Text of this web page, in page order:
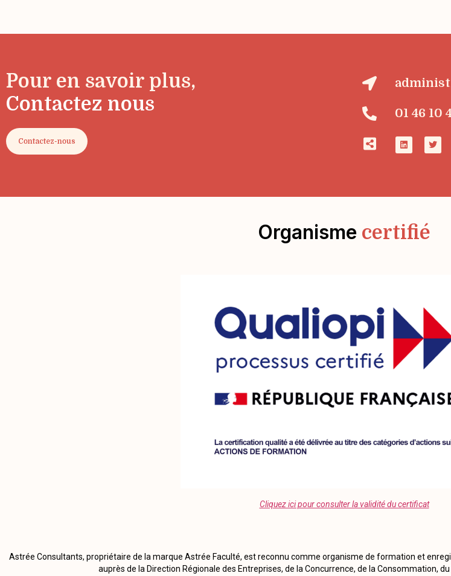
Pour en savoir plus,
Contactez nous
Contactez-nous
01 46 10
Organisme certifié
Cliquez ici pour consulter la validité du certificat
Astrée Consultants, propriétaire de la marque Astrée Faculté, est reconnu comme organisme de formation et
auprès de la Direction Régionale des Entreprises, de la Concurrence, de la Consommation, du